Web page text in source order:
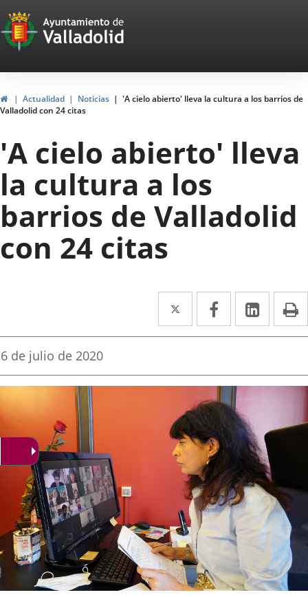
Portal
Web
del
Ayuntamiento
de
Valladolid
HomeActualidad Noticias
'A cielo abierto' lleva la cultura a los barrios de
Valladolid con 24 citas
'A cielo abierto' lleva
la cultura a los
barrios de Valladolid
con 24 citas
Twitter
Enlace
a
aplicación
externa.
Facebook
Enlace
a
aplicación
externa.
Enlace
a
Fecha
la
6 de julio de 2020